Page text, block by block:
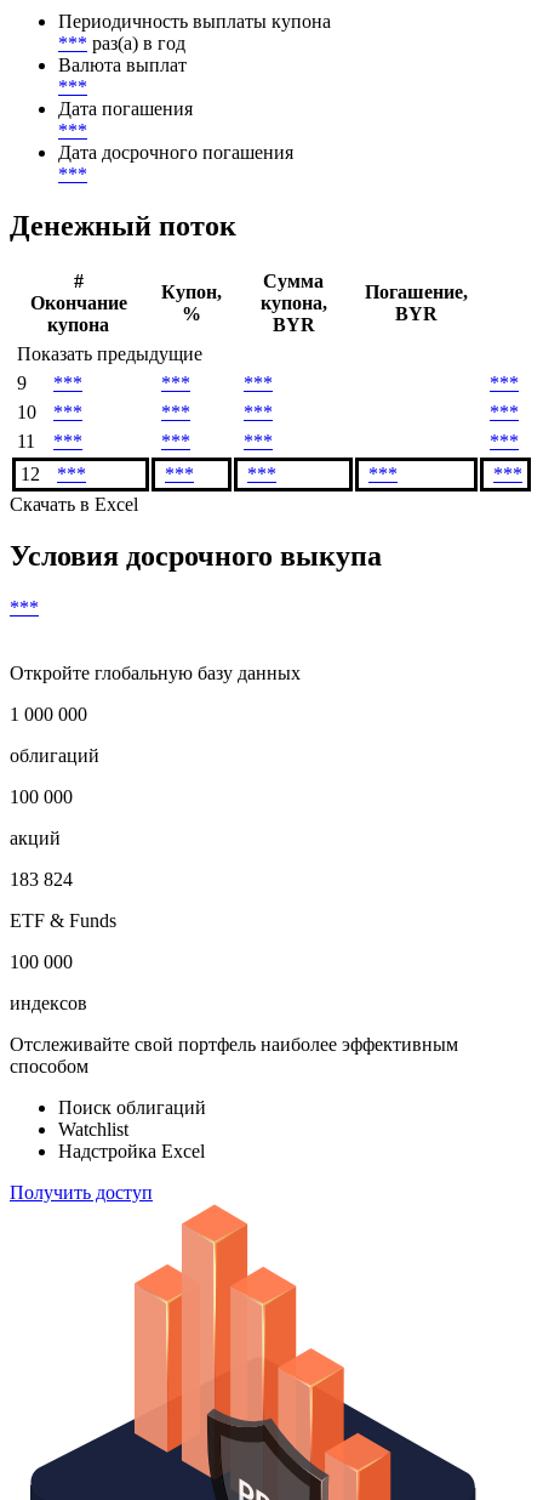
Начало начисления купонов
***
Периодичность выплаты купона
***
Валюта выплат
***
Дата досрочного погашения
Денежный поток
#
Окончание
купона
Купон,
%
купона,
Показать предыдущие
9
*** *** ***
***
10
*** *** ***
***
12
*** *** *** ***
Откройте глобальную базу данных
1 000 000
облигаций
100 000
акций
183 824
ETF & Funds
100 000
Отслеживайте свой портфель наиболее эффективным
способом
Поиск облигаций
Надстройка Excel
Получить доступ